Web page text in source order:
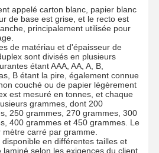
ivoire
appelé carton blanc, papier blanc
de base est grise, et le recto est
principalement utilisée pour
de matériau et d'épaisseur de
sont divisés en plusieurs
étant AAA, AA, A, B,
B étant la pire, également connue
couché ou de papier légèrement
est mesuré en tonnes, et chaque
grammes, dont 200
250 grammes, 270 grammes, 300
400 grammes et 450 grammes. Le
carré par gramme.
en différentes tailles et
selon les exigences du client.